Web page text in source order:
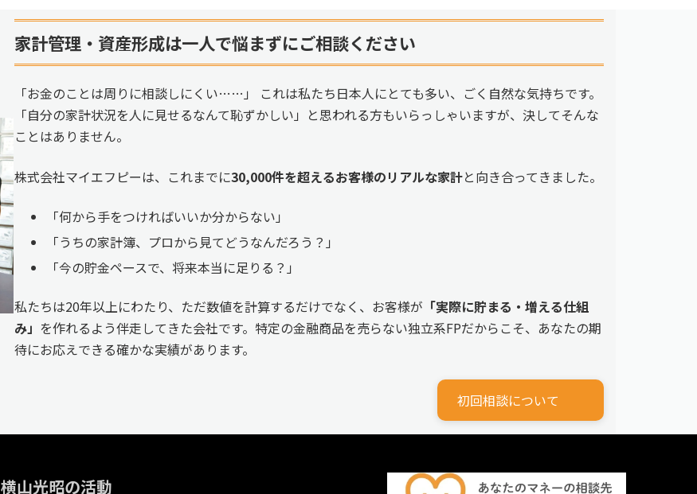
家計管理・資産形成は一人で悩まずにご相談ください
「お金のことは周りに相談しにくい……」 これは私たち日本人にとても多い、ごく自然な気持ちです。
「自分の家計状況を人に見せるなんて恥ずかしい」と思われる方もいらっしゃいますが、決してそんな
ことはありません。
株式会社マイエフピーは、これまでに30,000件を超えるお客様のリアルな家計と向き合ってきました。
「何から手をつければいいか分からない」
「うちの家計簿、プロから見てどうなんだろう？」
「今の貯金ペースで、将来本当に足りる？」
私たちは20年以上にわたり、ただ数値を計算するだけでなく、お客様が 「実際に貯まる・増える仕組
み」 を作れるよう伴走してきた会社です。特定の金融商品を売らない独立系FPだからこそ、あなたの期
待にお応えできる確かな実績があります。
初回相談について
横山光昭の活動